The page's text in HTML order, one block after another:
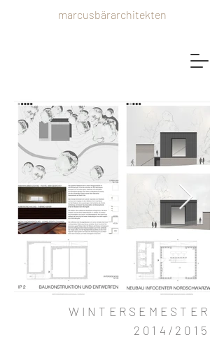
marcusbärarchitekten
WINTERSEMESTER
2014/2015